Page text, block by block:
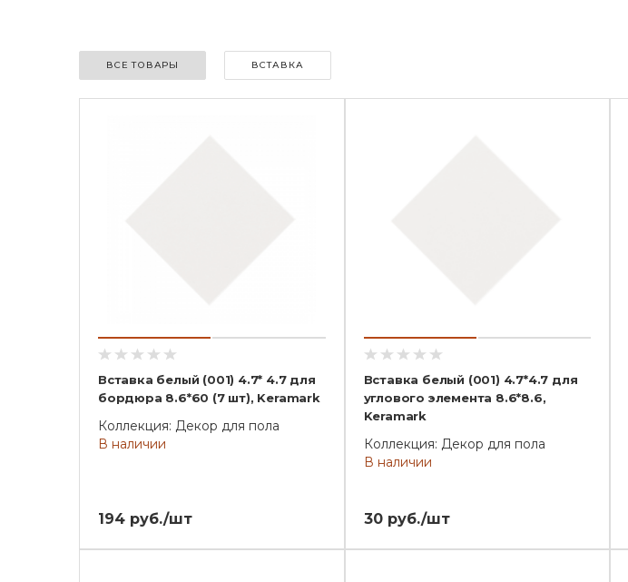
ВСЕ ТОВАРЫ ВСТАВКА
Вставка белый (001) 4.7* 4.7 для
бордюра 8.6*60 (7 шт), Keramark
Коллекция: Декор для пола
В наличии
194 руб./шт
Вставка белый (001) 4.7*4.7 для
углового элемента 8.6*8.6,
Keramark
Коллекция: Декор для пола
В наличии
30 руб./шт